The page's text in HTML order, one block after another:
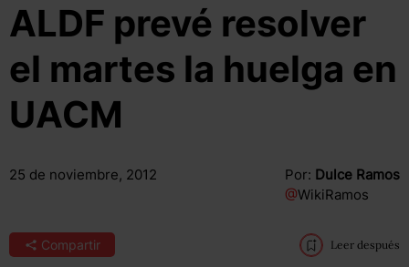
ALDF prevé resolver
el martes la huelga en
UACM
25 de noviembre, 2012 Por: Dulce Ramos
@WikiRamos
Compartir Leer después